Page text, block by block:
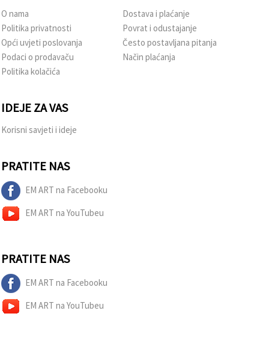
O nama
Politika privatnosti
Opći uvjeti poslovanja
Podaci o prodavaču
Politika kolačića
Dostava i plaćanje
Povrat i odustajanje
Često postavljana pitanja
Način plaćanja
IDEJE ZA VAS
Korisni savjeti i ideje
PRATITE NAS
EM ART na Facebooku
EM ART na YouTubeu
PRATITE NAS
EM ART na Facebooku
EM ART na YouTubeu